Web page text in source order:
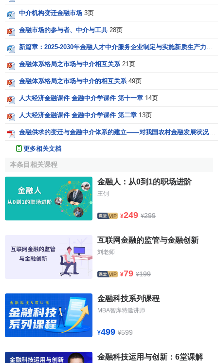
另一类不对称信息,是关于投资项目的已实现利润.企业家
一定的时间和金钱.他认为昂贵的信息产品是
典型情况.当与经济发展相关的投资水平,大大超出任何投资者
的储蓄时,市场失败就表现为信息重复生产或者没有投资。
显然,信息重复生产是一种浪费,因为当个人生产了信息的
有专业性的特点,使得一些个体有可能成为其他投资者的代理
人,其生产信息并且获取报酬.这样的安排存在固有的问题.投资
者如何确保他们的
信息传递的代理人尽了最大努力 当代理人
成为金融中介时,这个问题就解决了。这类多融中介可以从公
共投资者那儿筹集资金投资.在这种契约结构下,金融中介的报
酬取决于信息生产的准确性,由此上述道德问题得到了解决.因
此,汉斯·韦坎德认由于资本市场 的不完全性和信息不对称,"自
发产生的金融中介是因对事前项目评估成本的节约而产生
的"。
从上面的分析可以看出,以前对金融中介的研究大都是从
人们对金融中介的研究范围主要局限在金融机构上.随着金融
业的发展和整个社会经济虚拟化程度的提高.这种对金融中介
的解释已很难准确说明金融中介的功能和作用,更无法说明金
解经济生活的虚拟化及其发展趋势。
金融中介的目的
举,"三流"高效整合与匹配状态。
中介机构变迁金融市场 3页
金融市场的参与者、中介与工具 28页
新篇章：2025-2030年金融人才中介服务企业制定与实施新质生产力战略研究报告
金融体系格局之市场与中介相互关系 21页
金融体系格局之市场与中介的相互关系 49页
人大经济金融课件 金融中介学课件 第十一章 14页
人大经济金融课件 金融中介学课件 第二章 13页
金融供求的变迁与金融中介体系的建立——对我国农村金融发展状况的分析
更多相关文档
本条目相关课程
金融人：从0到1的职场进阶
王钊
¥249 ¥299
互联网金融的监管与金融创新
刘老师
¥79 ¥199
金融科技系列课程
MBA智库特邀讲师
¥499 ¥599
金融科技运用与创新：6堂课解